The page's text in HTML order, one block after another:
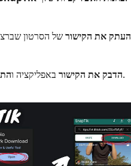
העתק את הקישור
הדבק את הקישור באפליקציה ו .